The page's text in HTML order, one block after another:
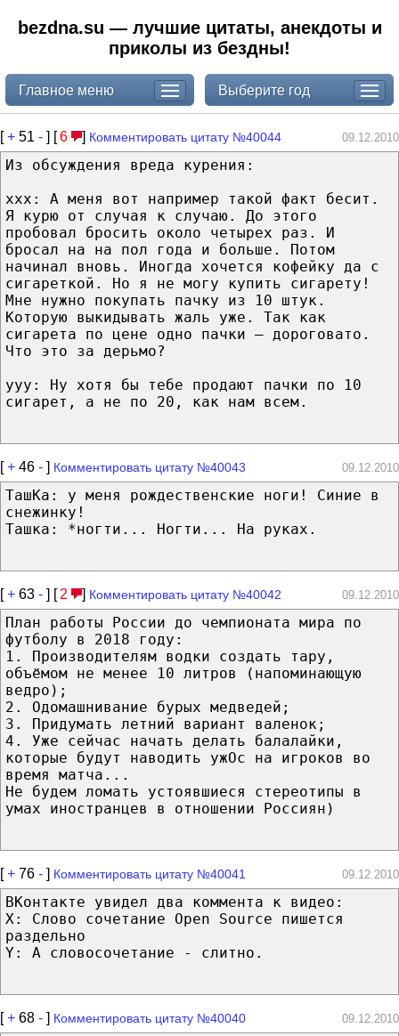
bezdna.su — лучшие цитаты, анекдоты и
приколы из бездны!
Главное меню Выберите год
[+ 51 - ] [6 ] Комментировать цитату №40044 09.12.2010
Из обсуждения вреда курения:
xxx: А меня вот например такой факт бесит.
Я курю от случая к случаю. До этого
пробовал бросить около четырех раз. И
бросал на на пол года и больше. Потом
начинал вновь. Иногда хочется кофейку да с
сигареткой. Но я не могу купить сигарету!
Мне нужно покупать пачку из 10 штук.
Которую выкидывать жаль уже. Так как
сигарета по цене одно пачки — дороговато.
Что это за дерьмо?
yyy: Ну хотя бы тебе продают пачки по 10
сигарет, а не по 20, как нам всем.
[+ 46 - ] Комментировать цитату №40043 09.12.2010
ТашКа: у меня рождественские ноги! Синие в
снежинку!
Ташка: *ногти... Ногти... На руках.
[+ 63 - ] [ 2 ] Комментировать цитату №40042 09.12.2010
План работы России до чемпионата мира по
футболу в 2018 году:
1. Производителям водки создать тару,
объёмом не менее 10 литров (напоминающую
ведро);
2. Одомашнивание бурых медведей;
3. Придумать летний вариант валенок;
4. Уже сейчас начать делать балалайки,
которые будут наводить ужОс на игроков во
время матча...
Не будем ломать устоявшиеся стереотипы в
умах иностранцев в отношении Россиян)
[+ 76 - ] Комментировать цитату №40041 09.12.2010
ВКонтакте увидел два коммента к видео:
X: Слово сочетание Open Source пишется
раздельно
Y: А словосочетание - слитно.
[+ 68 - ] Комментировать цитату №40040 09.12.2010